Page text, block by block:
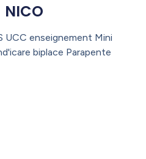
NICO
UCC enseignement Mini
biplace Parapente